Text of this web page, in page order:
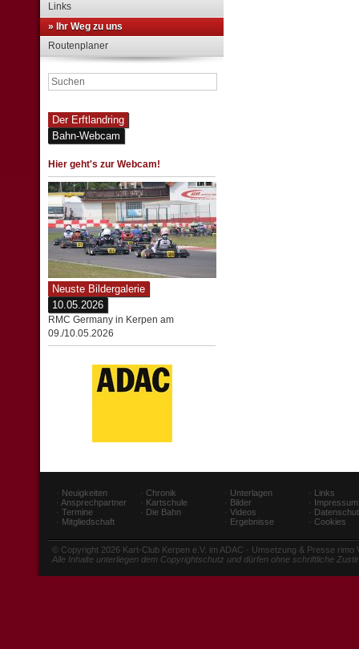
Links
» Ihr Weg zu uns
Routenplaner
Der Erftlandring
Bahn-Webcam
Hier geht's zur Webcam!
Neuste Bildergalerie
10.05.2026
RMC Germany in Kerpen am
09./10.05.2026
· Neuigkeiten
· Ansprechpartner
· Termine
· Mitgliedschaft
· Chronik
· Kartschule
· Die Bahn
· Unterlagen
· Bilder
· Videos
· Ergebnisse
· Links
· Impressum
·
· Cookies
© Copyright 2026 Kart-Club Kerpen e.V. im ADAC · Umsetzung & Presse rimo
Alle Inhalte unterliegen dem Copyrightschutz und dürfen ohne schriftliche